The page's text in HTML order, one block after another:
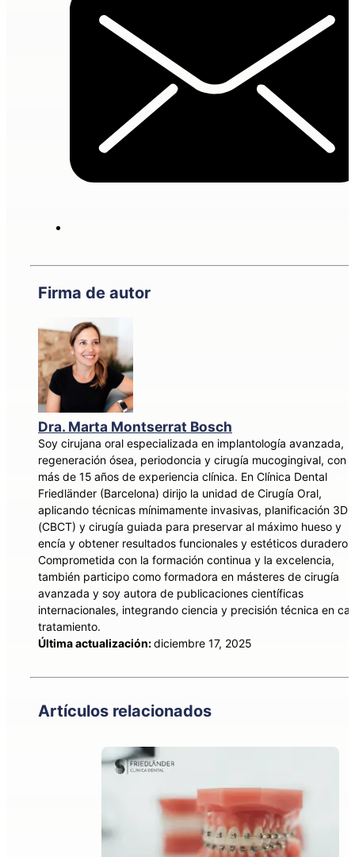
Firma de autor
Dra. Marta Montserrat Bosch
Soy cirujana oral especializada en implantología avanzada,
regeneración ósea, periodoncia y cirugía mucogingival, con
más de 15 años de experiencia clínica. En Clínica Dental
Friedländer (Barcelona) dirijo la unidad de Cirugía Oral,
aplicando técnicas mínimamente invasivas, planificación 3D
(CBCT) y cirugía guiada para preservar al máximo hueso y
encía y obtener resultados funcionales y estéticos
Comprometida con la formación continua y la excelencia,
también participo como formadora en másteres de cirugía
avanzada y soy autora de publicaciones científicas
internacionales, integrando ciencia y precisión técnica en
tratamiento.
Última actualización:diciembre 17, 2025
Artículos relacionados